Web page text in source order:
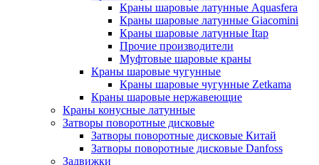
Краны шаровые латунные Aquasfera
Краны шаровые латунные Giacomini
Краны шаровые латунные Itap
Прочие производители
Муфтовые шаровые краны
Краны шаровые чугунные
Краны шаровые чугунные Zetkama
Краны шаровые нержавеющие
Краны конусные латунные
Затворы поворотные дисковые
Затворы поворотные дисковые Китай
Затворы поворотные дисковые Danfoss
Задвижки